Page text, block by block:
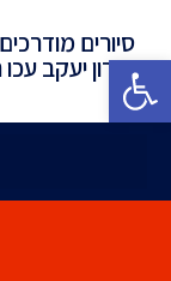
פתח סרגל נגישות
סיורים
זכרון יעקב